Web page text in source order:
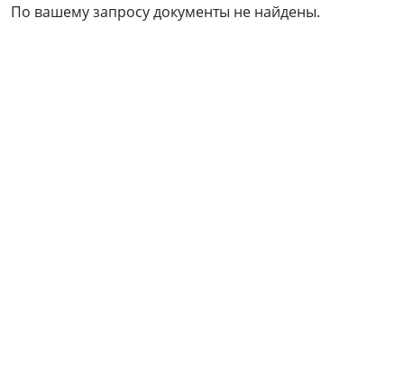
По вашему запросу документы не найдены.